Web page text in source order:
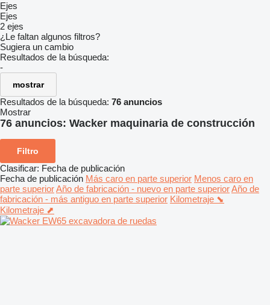
Ejes
Ejes
2 ejes
¿Le faltan algunos filtros?
Sugiera un cambio
Resultados de la búsqueda:
-
mostrar
Resultados de la búsqueda: 76 anuncios
Mostrar
76 anuncios: Wacker maquinaria de construcción
Filtro
Clasificar: Fecha de publicación
Fecha de publicación Más caro en parte superior Menos caro en
parte superiorAño de fabricación - nuevo en parte superiorAño de
fabricación - más antiguo en parte superior Kilometraje ⬊
Kilometraje ⬈